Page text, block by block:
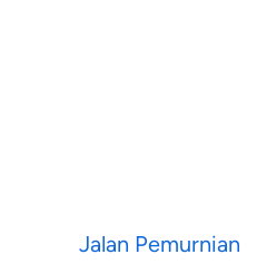
Jalan Pemurnian